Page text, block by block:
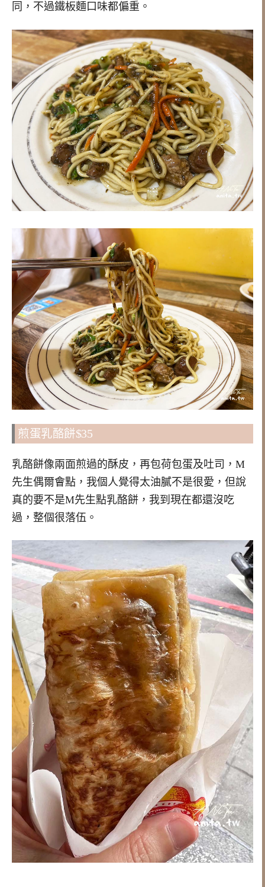
同，不過鐵板麵口味都偏重。
煎蛋乳酪餅$35
乳酪餅像兩面煎過的酥皮，再包荷包蛋及吐司，M
先生偶爾會點，我個人覺得太油膩不是很愛，但說
真的要不是M先生點乳酪餅，我到現在都還沒吃
過，整個很落伍。